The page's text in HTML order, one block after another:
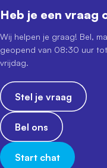
Heb je een vraag
Wij helpen je graag! Bel,
geopend van 08:30 uur
vrijdag.
Stel je vraag
Bel ons
Start chat